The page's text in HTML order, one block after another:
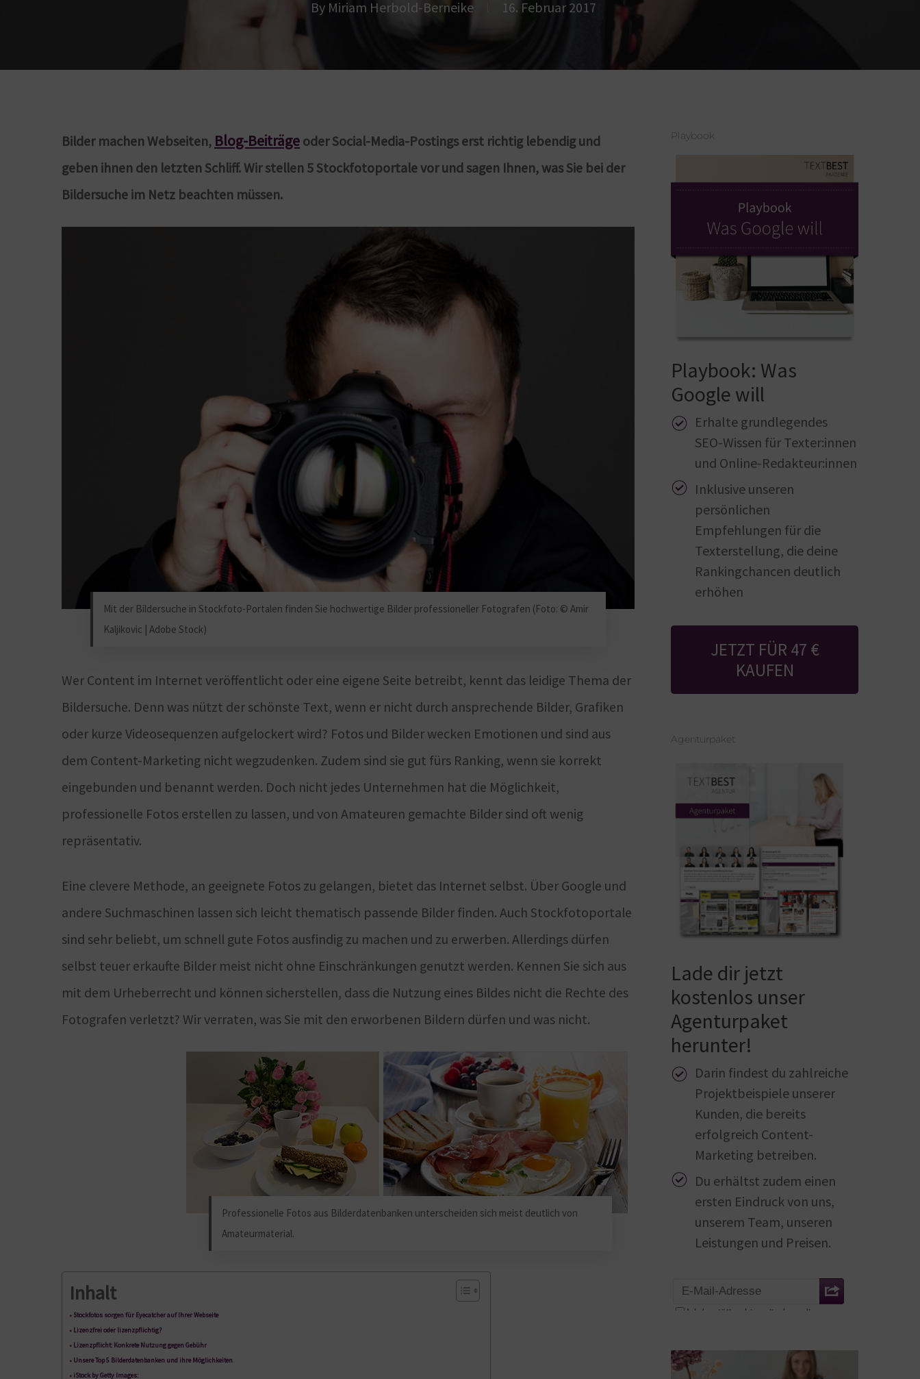
By Miriam Herbold-Berneike 16. Februar 2017
Bilder machen Webseiten, Blog-Beiträge oder Social-Media-Postings erst richtig lebendig und
geben ihnen den letzten Schliff. Wir stellen 5 Stockfotoportale vor und sagen Ihnen, was Sie bei der
Bildersuche im Netz beachten müssen.
Mit der Bildersuche in Stockfoto-Portalen finden Sie hochwertige Bilder professioneller Fotografen (Foto: © Amir
Kaljikovic | Adobe Stock)
Wer Content im Internet veröffentlicht oder eine eigene Seite betreibt, kennt das leidige Thema der
Bildersuche. Denn was nützt der schönste Text, wenn er nicht durch ansprechende Bilder, Grafiken
oder kurze Videosequenzen aufgelockert wird? Fotos und Bilder wecken Emotionen und sind aus
dem Content-Marketing nicht wegzudenken. Zudem sind sie gut fürs Ranking, wenn sie korrekt
eingebunden und benannt werden. Doch nicht jedes Unternehmen hat die Möglichkeit,
professionelle Fotos erstellen zu lassen, und von Amateuren gemachte Bilder sind oft wenig
repräsentativ.
Eine clevere Methode, an geeignete Fotos zu gelangen, bietet das Internet selbst. Über Google und
andere Suchmaschinen lassen sich leicht thematisch passende Bilder finden. Auch Stockfotoportale
sind sehr beliebt, um schnell gute Fotos ausfindig zu machen und zu erwerben. Allerdings dürfen
selbst teuer erkaufte Bilder meist nicht ohne Einschränkungen genutzt werden. Kennen Sie sich aus
mit dem Urheberrecht und können sicherstellen, dass die Nutzung eines Bildes nicht die Rechte des
Fotografen verletzt? Wir verraten, was Sie mit den erworbenen Bildern dürfen und was nicht.
Professionelle Fotos aus Bilderdatenbanken unterscheiden sich meist deutlich von
Amateurmaterial.
Inhalt
Stockfotos sorgen für Eyecatcher auf Ihrer Webseite
Lizenzfrei oder lizenzpflichtig?
Lizenzpflicht: Konkrete Nutzung gegen Gebühr
Unsere Top 5 Bilderdatenbanken und ihre Möglichkeiten
iStock by Getty Images:
Playbook
Playbook: Was
Google will
Erhalte grundlegendes
SEO-Wissen für Texter:innen
und Online-Redakteur:innen
Inklusive unseren
persönlichen
Empfehlungen für die
Texterstellung, die deine
Rankingchancen deutlich
erhöhen
JETZT FÜR 47 €
KAUFEN
Agenturpaket
Lade dir jetzt
kostenlos unser
Agenturpaket
herunter!
Darin findest du zahlreiche
Projektbeispiele unserer
Kunden, die bereits
erfolgreich Content-
Marketing betreiben.
Du erhältst zudem einen
ersten Eindruck von uns,
unserem Team, unseren
Leistungen und Preisen.